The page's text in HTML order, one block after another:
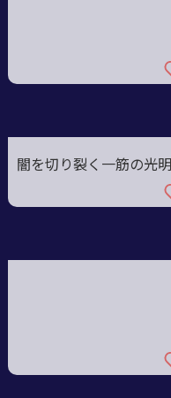
闇を切り裂く一筋の光明